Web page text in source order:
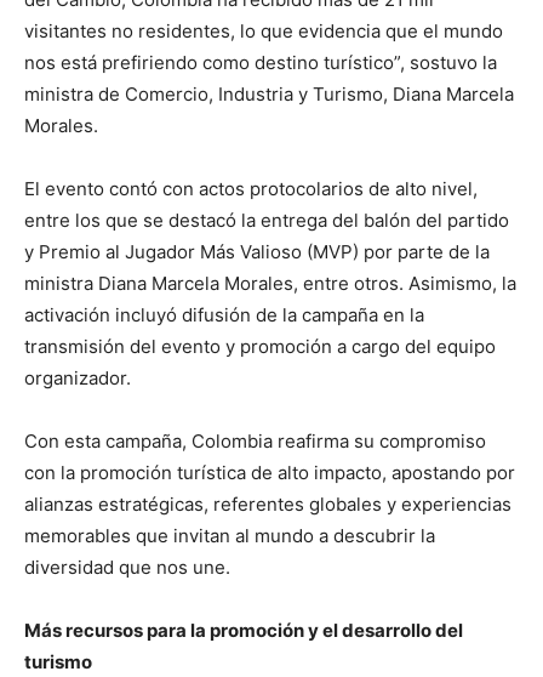
visitantes no residentes, lo que evidencia que el mundo
nos está prefiriendo como destino turístico”, sostuvo la
ministra de Comercio, Industria y Turismo, Diana Marcela
Morales.
El evento contó con actos protocolarios de alto nivel,
entre los que se destacó la entrega del balón del partido
y Premio al Jugador Más Valioso (MVP) por parte de la
ministra Diana Marcela Morales, entre otros. Asimismo, la
activación incluyó difusión de la campaña en la
transmisión del evento y promoción a cargo del equipo
organizador.
Con esta campaña, Colombia reafirma su compromiso
con la promoción turística de alto impacto, apostando por
alianzas estratégicas, referentes globales y experiencias
memorables que invitan al mundo a descubrir la
diversidad que nos une.
Más recursos para la promoción y el desarrollo del
turismo